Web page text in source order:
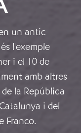
un antic
l'exemple
i el 10 de
amb altres
la República
i del
Franco.